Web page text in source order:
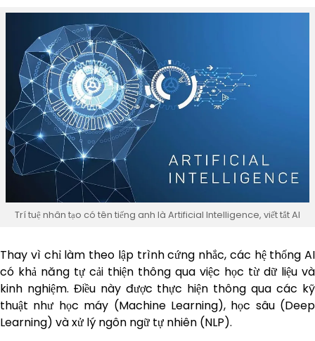
Trí tuệ nhân tạo có tên tiếng anh là Artificial Intelligence, viết tắt AI
Thay vì chỉ làm theo lập trình cứng nhắc, các hệ thống AI
có khả năng tự cải thiện thông qua việc học từ dữ liệu và
kinh nghiệm. Điều này được thực hiện thông qua các kỹ
thuật như học máy (Machine Learning), học sâu (Deep
Learning) và xử lý ngôn ngữ tự nhiên (NLP).